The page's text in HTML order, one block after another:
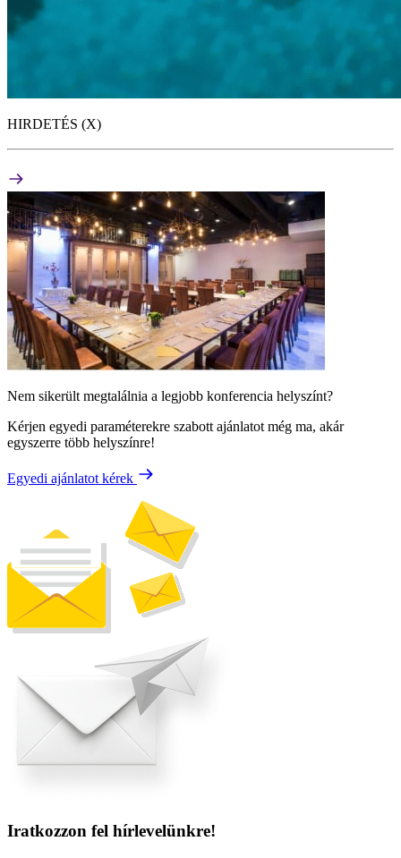
HIRDETÉS (X)
Nem sikerült megtalálnia a legjobb konferencia helyszínt?
Kérjen egyedi paraméterekre szabott ajánlatot még ma, akár
egyszerre több helyszínre!
Egyedi ajánlatot kérek
Iratkozzon fel hírlevelünkre!